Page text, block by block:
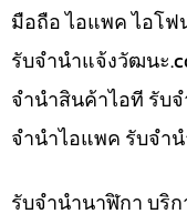
มือถือ ไอแพค ไอโฟ
รับจํานําแจ้งวัฒนะ
จำนำสินค้าไอที รับ
จำนำไอแพค รับจำ
รับจำนำนาฬิกา บริ